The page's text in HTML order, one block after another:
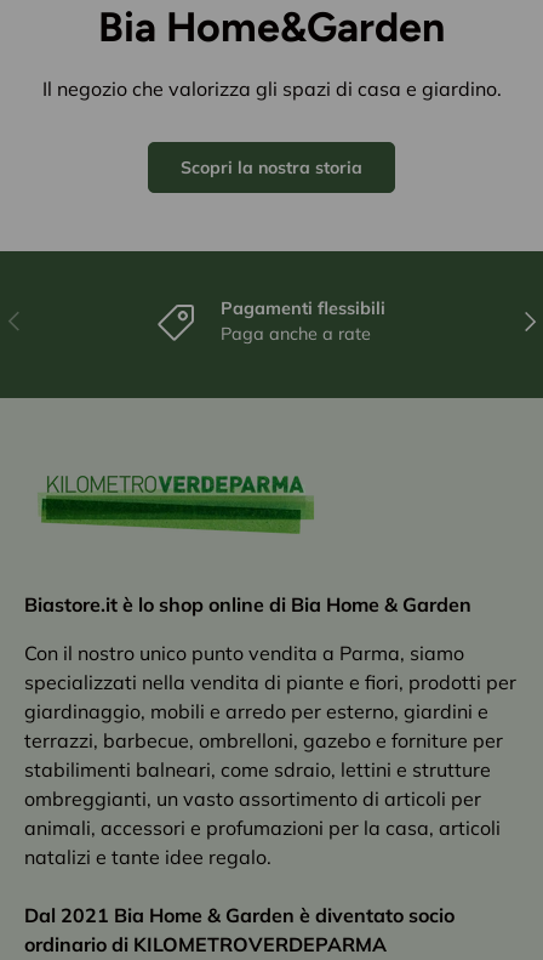
Bia Home&Garden
Il negozio che valorizza gli spazi di casa e giardino.
Scopri la nostra storia
Indietro
Pagamenti flessibili
Paga anche a rate
Biastore.it è lo shop online di Bia Home & Garden
Con il nostro unico punto vendita a Parma, siamo
specializzati nella vendita di piante e fiori, prodotti per
giardinaggio, mobili e arredo per esterno, giardini e
terrazzi, barbecue, ombrelloni, gazebo e forniture per
stabilimenti balneari, come sdraio, lettini e strutture
ombreggianti, un vasto assortimento di articoli per
animali, accessori e profumazioni per la casa, articoli
natalizi e tante idee regalo.
Dal 2021 Bia Home & Garden è diventato socio
ordinario di KILOMETROVERDEPARMA